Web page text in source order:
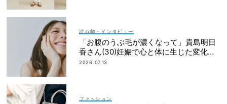
読み物・インタビュー
「お腹のうぶ毛が濃くなって」貴島明日
香さん(30)妊娠で心と体に生じた変化も
「愛しいです」
2026.07.13
ファッション